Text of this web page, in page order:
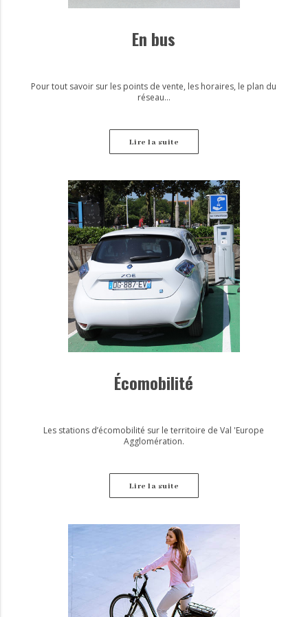
En bus
Pour tout savoir sur les points de vente, les horaires, le plan du
réseau…
Lire la suite
Écomobilité
Les stations d’écomobilité sur le territoire de Val 'Europe
Agglomération.
Lire la suite